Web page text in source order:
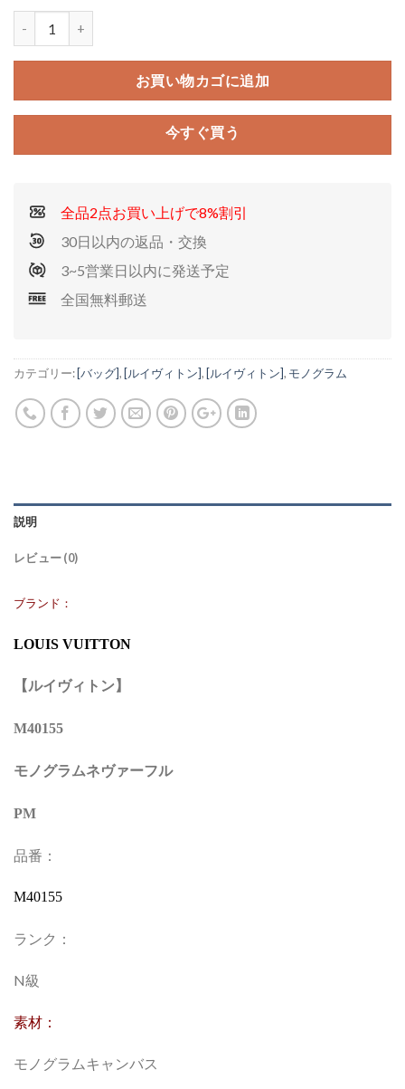
お買い物カゴに追加
今すぐ買う
全品2点お買い上げで8%割引
30日以内の返品・交換
3~5営業日以内に発送予定
全国無料郵送
カテゴリー: [バッグ], [ルイヴィトン], [ルイヴィトン], モノグラム
説明
レビュー (0)
ブランド：
LOUIS VUITTON
【ルイヴィトン】
M40155
モノグラムネヴァーフル
PM
品番：
M40155
ランク：
N級
素材：
モノグラムキャンバス